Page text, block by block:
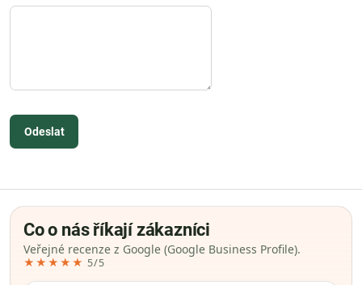
Odeslat
Co o nás říkají zákazníci
Veřejné recenze z Google (Google Business Profile).
★★★★★ 5/5